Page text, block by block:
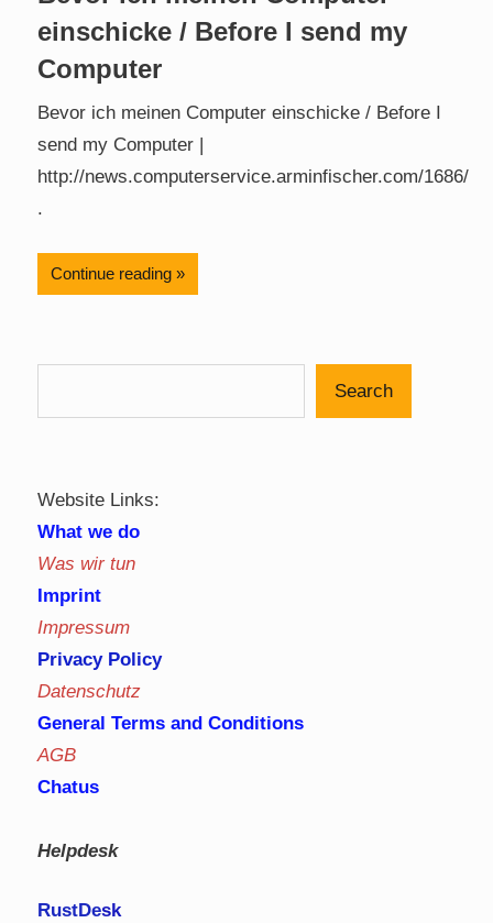
einschicke / Before I send my
Computer
Bevor ich meinen Computer einschicke / Before I
send my Computer |
http://news.computerservice.arminfischer.com/1686/
.
Continue reading
Search
Website Links:
What we do
Was wir tun
Imprint
Impressum
Privacy Policy
Datenschutz
General Terms and Conditions
AGB
Chatus
Helpdesk
RustDesk